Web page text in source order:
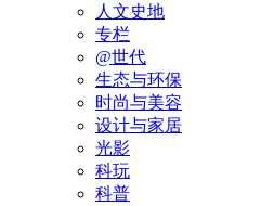
人文史地
专栏
@世代
生态与环保
时尚与美容
设计与家居
光影
科玩
科普